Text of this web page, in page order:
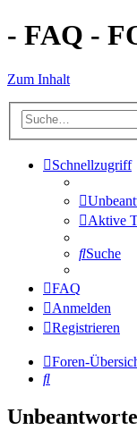
- FAQ -
Zum Inhalt
Schnellzugriff
Aktive
Suche
FAQ
Anmelden
Registrieren
Foren-
Suche